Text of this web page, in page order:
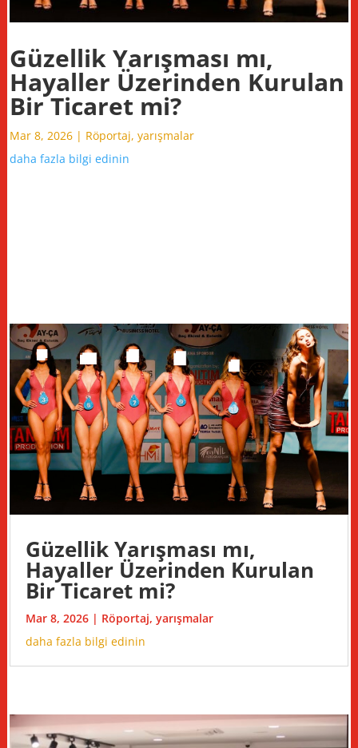
Güzellik Yarışması mı,
Hayaller Üzerinden Kurulan
Bir Ticaret mi?
Mar 8, 2026 | Röportaj, yarışmalar
daha fazla bilgi edinin
Güzellik Yarışması mı,
Hayaller Üzerinden Kurulan
Bir Ticaret mi?
Mar 8, 2026 | Röportaj, yarışmalar
daha fazla bilgi edinin